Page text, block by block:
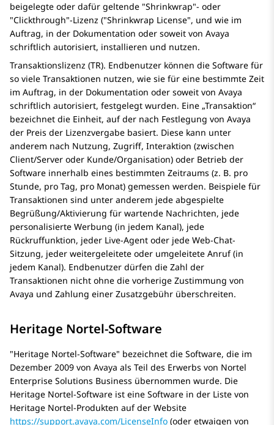
beigelegte oder dafür geltende Shrinkwrap - oder
Clickthrough -Lizenz ( Shrinkwrap License , und wie im
Auftrag, in der Dokumentation oder soweit von Avaya
schriftlich autorisiert, installieren und nutzen.
Transaktionslizenz (TR). Endbenutzer können die Software für
so viele Transaktionen nutzen, wie sie für eine bestimmte Zeit
im Auftrag, in der Dokumentation oder soweit von Avaya
schriftlich autorisiert, festgelegt wurden. Eine „Transaktion“
bezeichnet die Einheit, auf der nach Festlegung von Avaya
der Preis der Lizenzvergabe basiert. Diese kann unter
anderem nach Nutzung, Zugriff, Interaktion (zwischen
Client/Server oder Kunde/Organisation) oder Betrieb der
Software innerhalb eines bestimmten Zeitraums (z. B. pro
Stunde, pro Tag, pro Monat) gemessen werden. Beispiele für
Transaktionen sind unter anderem jede abgespielte
Begrüßung/Aktivierung für wartende Nachrichten, jede
personalisierte Werbung (in jedem Kanal), jede
Rückruffunktion, jeder Live-Agent oder jede Web-Chat-
Sitzung, jeder weitergeleitete oder umgeleitete Anruf (in
jedem Kanal). Endbenutzer dürfen die Zahl der
Transaktionen nicht ohne die vorherige Zustimmung von
Avaya und Zahlung einer Zusatzgebühr überschreiten.
Heritage Nortel-Software
Heritage Nortel-Software bezeichnet die Software, die im
Dezember 2009 von Avaya als Teil des Erwerbs von Nortel
Enterprise Solutions Business übernommen wurde. Die
Heritage Nortel-Software ist eine Software in der Liste von
Heritage Nortel-Produkten auf der Website
https://support.avaya.com/LicenseInfo (oder etwaigen von